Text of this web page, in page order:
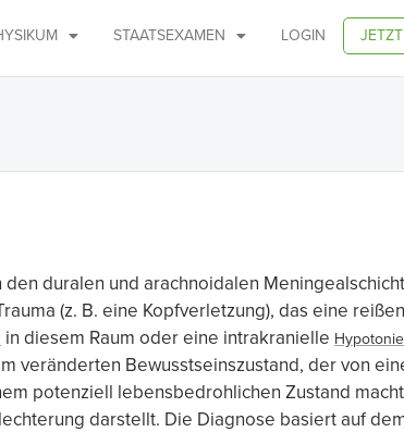
STAATSEXAMEN LOGIN
duralen und arachnoidalen
(z. B. eine Kopfverletzung), das eine
in diesem Raum oder eine intrakranielle Hypotonie
veränderten Bewusstseinszustand, der von
potenziell lebensbedrohlichen Zustand
darstellt. Die Diagnose basiert auf